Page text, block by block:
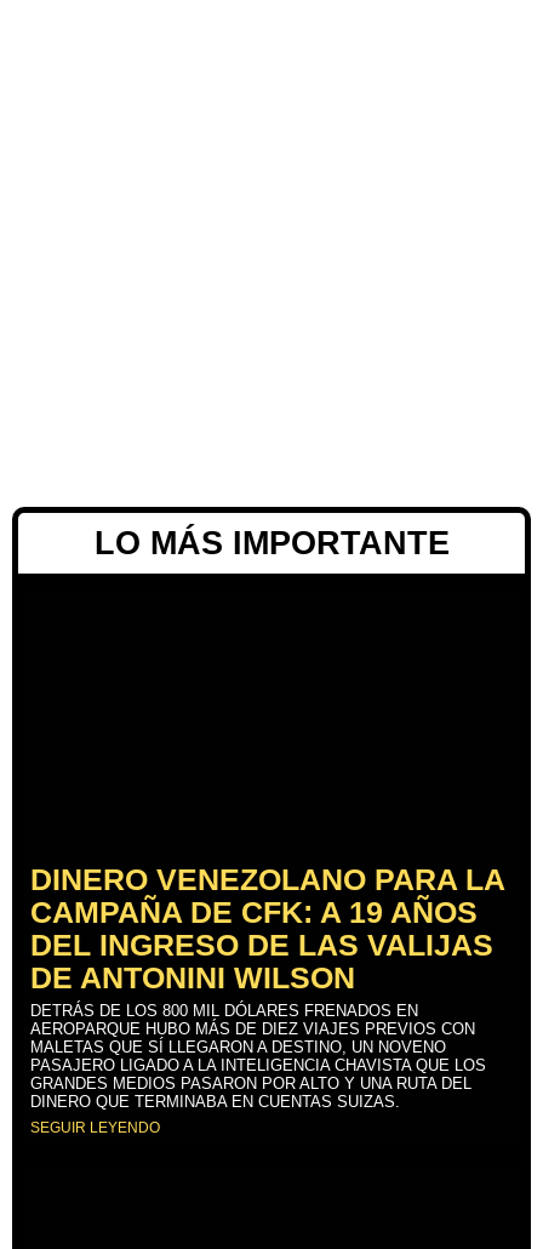
LO MÁS IMPORTANTE
DINERO VENEZOLANO PARA LA
CAMPAÑA DE CFK: A 19 AÑOS
DEL INGRESO DE LAS VALIJAS
DE ANTONINI WILSON
DETRÁS DE LOS 800 MIL DÓLARES FRENADOS EN
AEROPARQUE HUBO MÁS DE DIEZ VIAJES PREVIOS CON
MALETAS QUE SÍ LLEGARON A DESTINO, UN NOVENO
PASAJERO LIGADO A LA INTELIGENCIA CHAVISTA QUE LOS
GRANDES MEDIOS PASARON POR ALTO Y UNA RUTA DEL
DINERO QUE TERMINABA EN CUENTAS SUIZAS.
SEGUIR LEYENDO